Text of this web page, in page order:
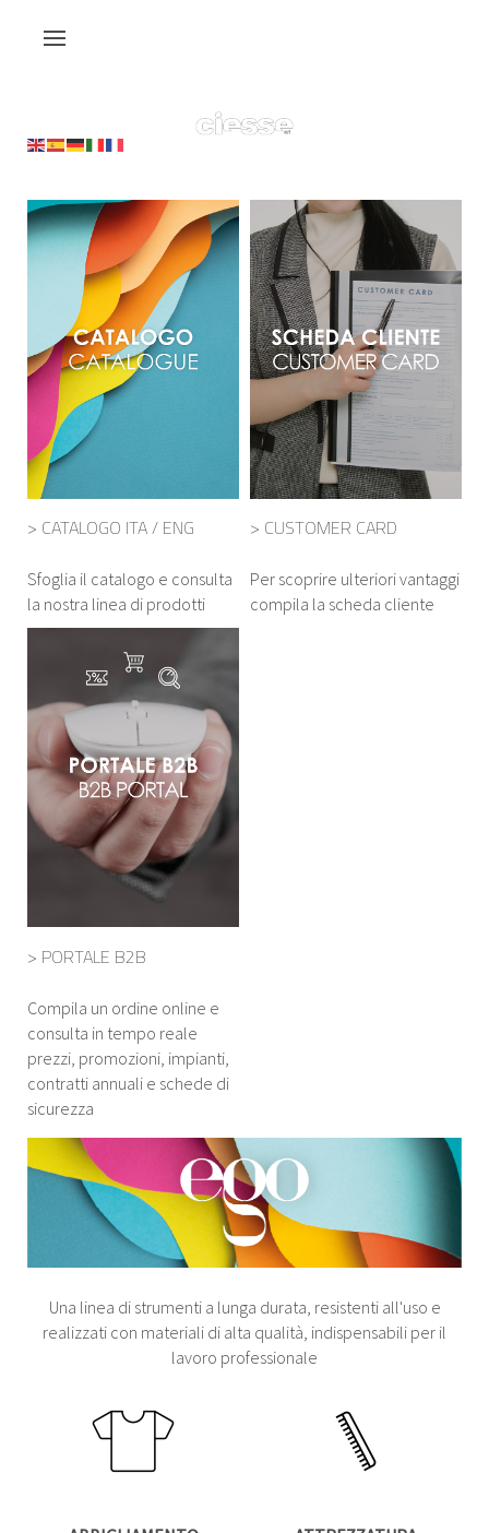
> CATALOGO ITA / ENG
Sfoglia il catalogo e consulta
la nostra linea di prodotti
> CUSTOMER CARD
Per scoprire ulteriori vantaggi
compila la scheda cliente
> PORTALE B2B
Compila un ordine online e
consulta in tempo reale
prezzi, promozioni, impianti,
contratti annuali e schede di
sicurezza
Una linea di strumenti a lunga durata, resistenti all'uso e
realizzati con materiali di alta qualità, indispensabili per il
lavoro professionale